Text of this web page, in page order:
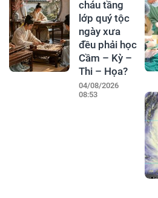
cháu tầng
lớp quý tộc
ngày xưa
đều phải học
Cầm – Kỳ –
Thi – Họa?
04/08/2026
08:53